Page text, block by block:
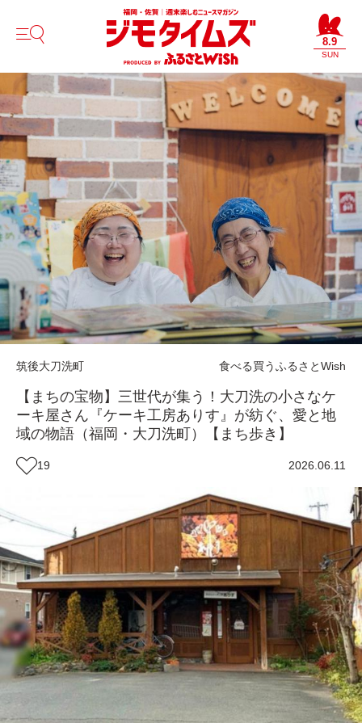
8.9
SUN
筑後大刀洗町 食べる買うふるさとWish
【まちの宝物】三世代が集う！大刀洗の小さなケ
ーキ屋さん『ケーキ工房ありす』が紡ぐ、愛と地
域の物語（福岡・大刀洗町）【まち歩き】
19 2026.06.11